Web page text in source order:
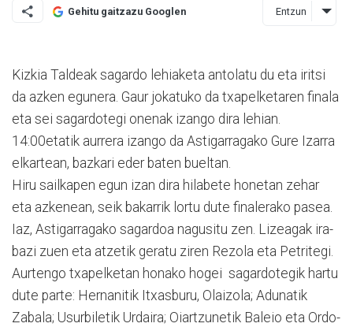
Gehitu gaitzazu Googlen Entzun
Kizkia Taldeak sagardo lehia­keta antolatu du eta iritsi
da azken egunera. Gaur jokatuko da txapelketaren finala
eta sei sagardotegi onenak izan­go dira lehian.
14:00etatik aurrera izango da Astiga­rra­gako Gure Izarra
elkartean, bazkari eder baten bueltan.
Hiru sailkapen egun izan dira hilabete honetan zehar
eta azkenean, seik bakarrik lortu dute finalerako pasea.
Iaz, Astigarragako sagardoa nagusitu zen. Lizeagak ira­
bazi zuen eta atzetik geratu ziren Rezola eta Petritegi.
Aurtengo txapelketan ho­na­ko hogei sagardotegik har­tu
dute parte: Hernanitik Itxasburu, Olaizola; Adunatik
Zabala; Usurbiletik Urdaira; Oiartzunetik Baleio eta Ordo­